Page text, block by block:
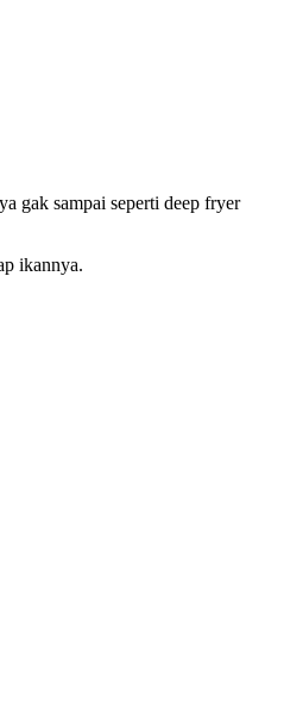
gak sampai seperti deep fryer
ikannya.